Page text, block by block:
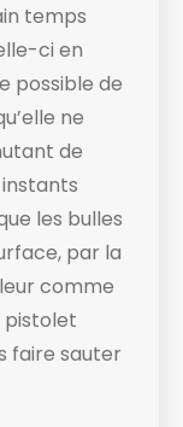
temps
ci en
possible de
ne
de
les bulles
par la
comme
pistolet
faire sauter